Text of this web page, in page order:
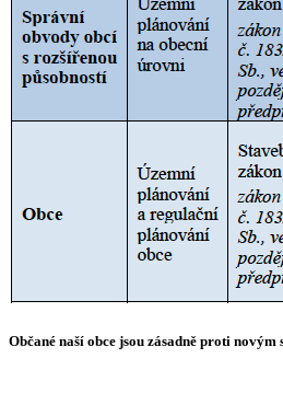
Občané naší obce jsou zásadně proti